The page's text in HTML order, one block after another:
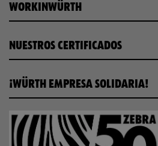
WORKINWÜRTH
NUESTROS CERTIFICADOS
¡WÜRTH EMPRESA SOLIDARIA!